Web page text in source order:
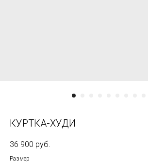
КУРТКА-ХУДИ
36 900 руб.
Размер